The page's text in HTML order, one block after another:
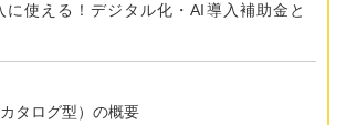
に使える！デジタル化・AI導入補助金と
タログ型）の概要